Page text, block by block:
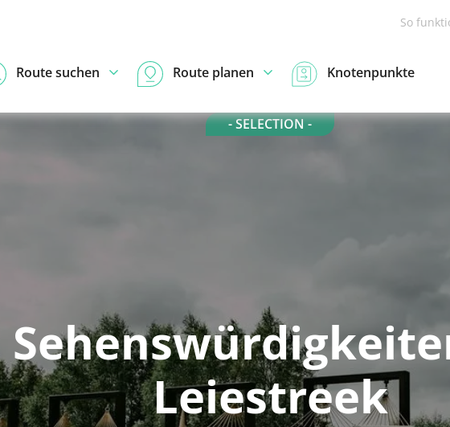
So
Route suchen Route planen Knotenpunkte
- SELECTION -
Leiestreek